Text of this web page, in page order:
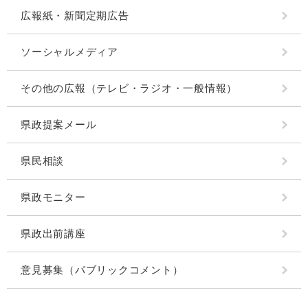
広報紙・新聞定期広告
ソーシャルメディア
その他の広報（テレビ・ラジオ・一般情報）
県政提案メール
県民相談
県政モニター
県政出前講座
意見募集（パブリックコメント）